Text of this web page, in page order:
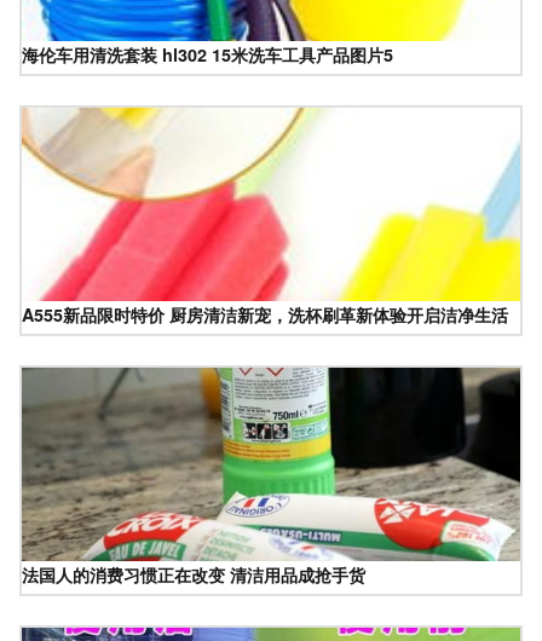
海伦车用清洗套装 hl302 15米洗车工具产品图片5
A555新品限时特价 厨房清洁新宠，洗杯刷革新体验开启洁净生活
法国人的消费习惯正在改变 清洁用品成抢手货